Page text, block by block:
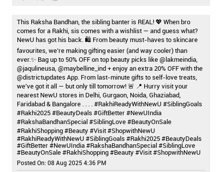
This Raksha Bandhan, the sibling banter is REAL! 💖 When bro
comes for a Rakhi, sis comes with a wishlist — and guess what?
NewU has got his back. 🛍️ From beauty must-haves to skincare
favourites, we’re making gifting easier (and way cooler) than
ever.✨ Bag up to 50% OFF on top beauty picks like @lakmeindia,
@jaqulineusa, @maybelline_ind + enjoy an extra 20% OFF with the
@districtupdates App. From last-minute gifts to self-love treats,
we’ve got it all — but only till tomorrow! 🚨 📍 Hurry visit your
nearest NewU stores in Delhi, Gurgaon, Noida, Ghaziabad,
Faridabad & Bangalore . . . . #RakhiReadyWithNewU #SiblingGoals
#Rakhi2025 #BeautyDeals #GiftBetter #NewUIndia
#RakshaBandhanSpecial #SiblingLove #BeautyOnSale
#RakhiShopping #Beauty #Visit #ShopwithNewU
#RakhiReadyWithNewU #SiblingGoals #Rakhi2025#BeautyDeals
#GiftBetter#NewUIndia#RakshaBandhanSpecial#SiblingLove
#BeautyOnSale#RakhiShopping#Beauty#Visit#ShopwithNewU
Posted On: 08 Aug 2025 4:36 PM